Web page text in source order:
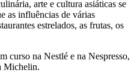
arte e cultura asiáticas se
as influências de várias
estrelados, as frutas, os
curso na Nestlé e na Nespresso,
Michelin.